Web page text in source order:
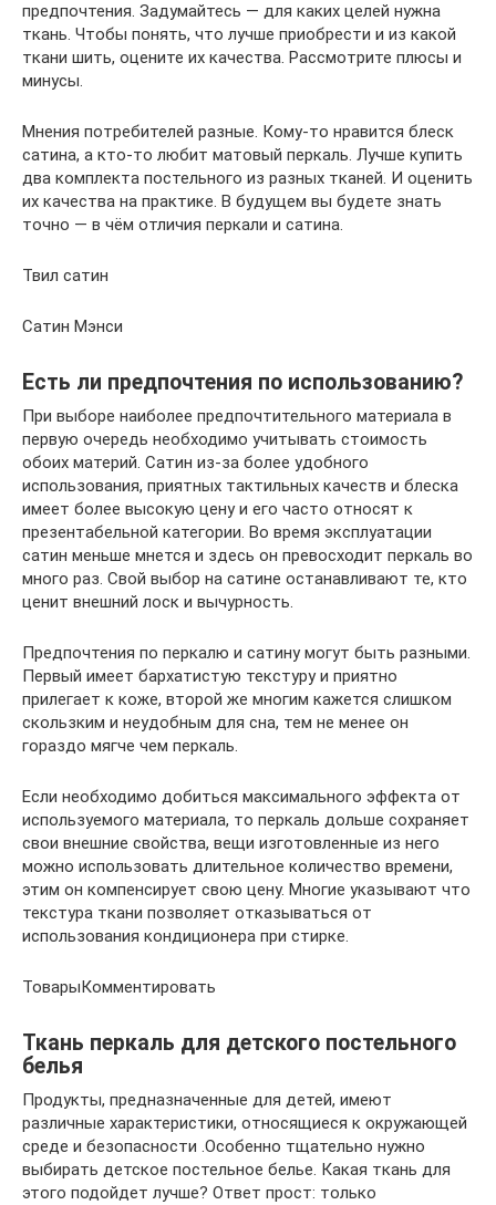
предпочтения. Задумайтесь — для каких целей нужна
ткань. Чтобы понять, что лучше приобрести и из какой
ткани шить, оцените их качества. Рассмотрите плюсы и
минусы.
Мнения потребителей разные. Кому-то нравится блеск
сатина, а кто-то любит матовый перкаль. Лучше купить
два комплекта постельного из разных тканей. И оценить
их качества на практике. В будущем вы будете знать
точно — в чём отличия перкали и сатина.
Твил сатин
Сатин Мэнси
Есть ли предпочтения по использованию?
При выборе наиболее предпочтительного материала в
первую очередь необходимо учитывать стоимость
обоих материй. Сатин из-за более удобного
использования, приятных тактильных качеств и блеска
имеет более высокую цену и его часто относят к
презентабельной категории. Во время эксплуатации
сатин меньше мнется и здесь он превосходит перкаль во
много раз. Свой выбор на сатине останавливают те, кто
ценит внешний лоск и вычурность.
Предпочтения по перкалю и сатину могут быть разными.
Первый имеет бархатистую текстуру и приятно
прилегает к коже, второй же многим кажется слишком
скользким и неудобным для сна, тем не менее он
гораздо мягче чем перкаль.
Если необходимо добиться максимального эффекта от
используемого материала, то перкаль дольше сохраняет
свои внешние свойства, вещи изготовленные из него
можно использовать длительное количество времени,
этим он компенсирует свою цену. Многие указывают что
текстура ткани позволяет отказываться от
использования кондиционера при стирке.
ТоварыКомментировать
Ткань перкаль для детского постельного
белья
Продукты, предназначенные для детей, имеют
различные характеристики, относящиеся к окружающей
среде и безопасности .Особенно тщательно нужно
выбирать детское постельное белье. Какая ткань для
этого подойдет лучше? Ответ прост: только